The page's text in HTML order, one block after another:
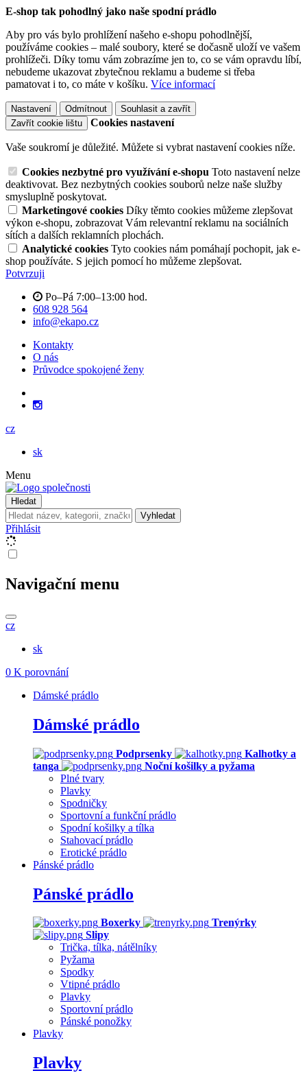
E-shop tak pohodlný jako naše spodní prádlo
Aby pro vás bylo prohlížení našeho e-shopu pohodlnější,
používáme cookies – malé soubory, které se dočasně uloží ve vašem
prohlížeči. Díky tomu vám zobrazíme jen to, co se vám opravdu líbí,
nebudeme ukazovat zbytečnou reklamu a budeme si třeba
pamatovat i to, co máte v košíku. Více informací
Nastavení Odmítnout
Souhlasit a zavřít
Zavřít cookie lištu
Cookies nastavení
Vaše soukromí je důležité. Můžete si vybrat nastavení cookies níže.
Cookies nezbytné pro využívání e-shopu Toto nastavení nelze
deaktivovat. Bez nezbytných cookies souborů nelze naše služby
smysluplně poskytovat.
Marketingové cookies Díky těmto cookies můžeme zlepšovat
výkon e-shopu, zobrazovat Vám relevantní reklamu na sociálních
sítích a dalších reklamních plochách.
Analytické cookies Tyto cookies nám pomáhají pochopit, jak e-
shop používáte. S jejich pomocí ho můžeme zlepšovat.
Potvrzuji
Po–Pá 7:00–13:00 hod.
608 928 564
info@ekapo.cz
Kontakty
O nás
Průvodce spokojené ženy
cz
sk
Menu
Hledat
Vyhledat
Přihlásit
Navigační menu
cz
sk
0 K porovnání
Dámské prádlo
Dámské prádlo
Podprsenky
Kalhotky a
tanga
Noční košilky a pyžama
Plné tvary
Plavky
Spodničky
Sportovní a funkční prádlo
Spodní košilky a tílka
Stahovací prádlo
Erotické prádlo
Pánské prádlo
Pánské prádlo
Boxerky
Trenýrky
Slipy
Trička, tílka, nátělníky
Pyžama
Spodky
Vtipné prádlo
Plavky
Sportovní prádlo
Pánské ponožky
Plavky
Plavky